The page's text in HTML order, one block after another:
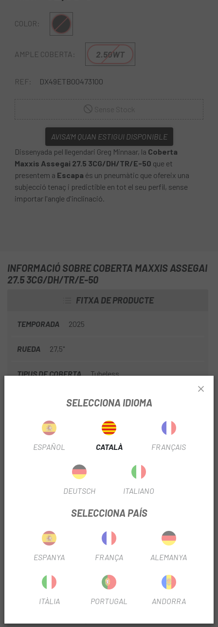
COLOR: Negre
AMPLE COBERTA: 2.50WT
REF: DX49ETB00473100
AVISA'M QUAN ESTIGUI DISPONIBLE
Dissenyada pel llegendari Greg Minnaar, la Coberta
Maxxis Assegai 27.5 3CG/DH/TR/E-50 que et
presentem a Escapa és un pneumàtic que ofereix una
subjecció tenaç i predictible en tot el seu perfil, sense
importar l'angle d'inclinació.
INFORMACIÓ SOBRE COBERTA MAXXIS ASSEGAI
27.5 3CG/DH/TR/E-50
FITXA DE PRODUCTE
TEMPORADA 2025
RUEDA 27,5"
TIPUS DE COBERTA Tubeless
Compost 3C MaxxGrip – Màxima Tracció, Màxim
Control
El 3C MaxxGrip de Maxxis és el nostre compost més
adherent i amb més rebot lent, dissenyat per oferir una
subjecció extrema en las condicions més exigents. És el
Copa del Món de Descens i l' Enduro World Series, i ara està
adaptar-se a tot tipus de riders .
Ideal per als que busquen el màxim control en baixades
Carcassa Downhill (DH) – Màxima Protecció per al
Descens
SELECCIONA IDIOMA
ESPAÑOL CATALÀ FRANÇAIS
DEUTSCH ITALIANO
SELECCIONA PAÍS
ESPANYA FRANÇA ALEMANYA
ITÀLIA PORTUGAL ANDORRA